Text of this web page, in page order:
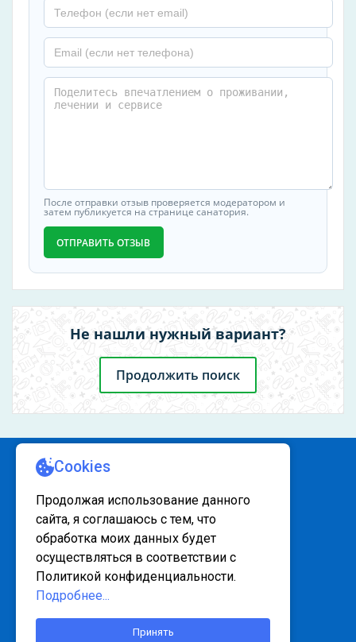
После отправки отзыв проверяется модератором и
затем публикуется на странице санатория.
ОТПРАВИТЬ ОТЗЫВ
Не нашли нужный вариант?
Продолжить поиск
Сейчас объект просматривает 13
КАРТА САЙТА 1 КАРТА САЙТА 2
© 2020 - 2026, www.sanatorsk.ru
Контакты